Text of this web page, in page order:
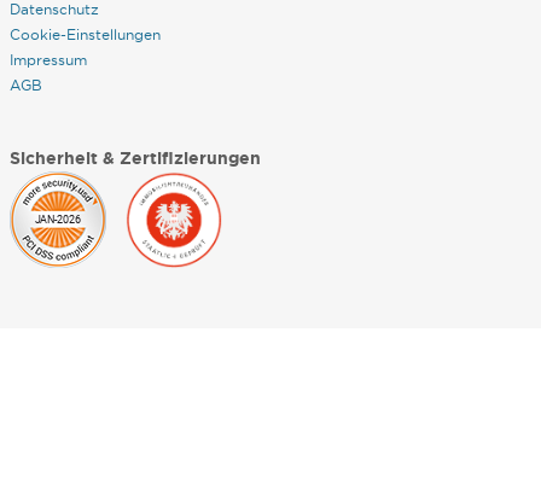
Datenschutz
Cookie-Einstellungen
Impressum
AGB
Sicherheit & Zertifizierungen